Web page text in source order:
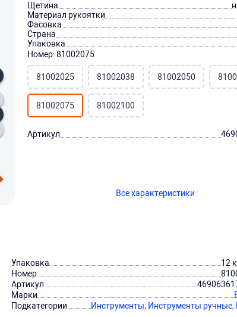
Щетина
Материал рукоятки
Фасовка
Страна
Упаковка
Номер: 81002075
81002025 81002038 81002050
81002075 81002100
Артикул
Все характеристики
Упаковка
12
Номер
Артикул
Марки
Подкатегории
Инструменты, Инструменты ручные,